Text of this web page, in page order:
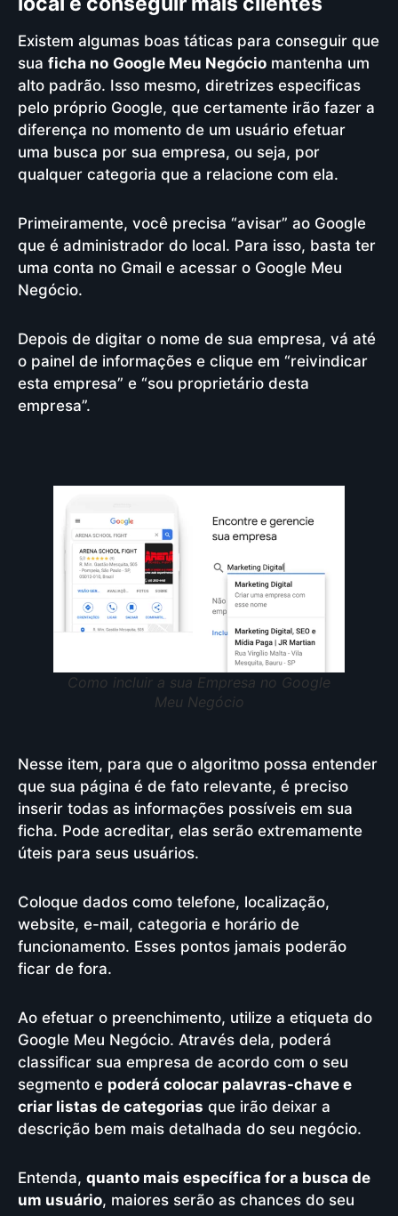
Existem algumas boas táticas para conseguir que
sua ficha no Google Meu Negócio mantenha um
alto padrão. Isso mesmo, diretrizes especificas
pelo próprio Google, que certamente irão fazer a
diferença no momento de um usuário efetuar
uma busca por sua empresa, ou seja, por
qualquer categoria que a relacione com ela.
Primeiramente, você precisa “avisar” ao Google
que é administrador do local. Para isso, basta ter
uma conta no Gmail e acessar o Google Meu
Negócio.
Depois de digitar o nome de sua empresa, vá até
o painel de informações e clique em “reivindicar
esta empresa” e “sou proprietário desta
empresa”.
Como incluir a sua Empresa no Google
Meu Negócio
Nesse item, para que o algoritmo possa entender
que sua página é de fato relevante, é preciso
inserir todas as informações possíveis em sua
ficha. Pode acreditar, elas serão extremamente
úteis para seus usuários.
Coloque dados como telefone, localização,
website, e-mail, categoria e horário de
funcionamento. Esses pontos jamais poderão
ficar de fora.
Ao efetuar o preenchimento, utilize a etiqueta do
Google Meu Negócio. Através dela, poderá
classificar sua empresa de acordo com o seu
segmento e poderá colocar palavras-chave e
criar listas de categorias que irão deixar a
descrição bem mais detalhada do seu negócio.
Entenda, quanto mais específica for a busca de
um usuário, maiores serão as chances do seu